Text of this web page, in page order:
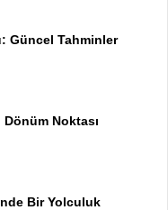
Güncel Tahminler
Noktası
Bir Yolculuk